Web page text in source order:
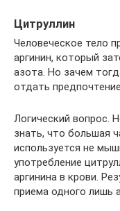
Цитруллин
Человеческое тело
аргинин, который
азота. Но зачем
отдать
Логический вопрос.
знать, что большая
используется не
употребление
аргинина в крови.
приема одного лишь